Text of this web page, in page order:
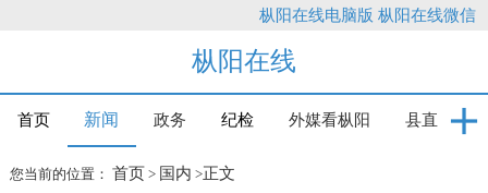
枞阳在线电脑版 枞阳在线微信
枞阳在线
首页 新闻 政务 纪检 外媒看枞阳 县直
您当前的位置： 首页 > 国内 >正文